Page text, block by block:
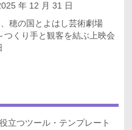
年 12 月 31 日
穂の国とよはし芸術劇場
つくり手と観客を結ぶ上映会
立つツール・テンプレート